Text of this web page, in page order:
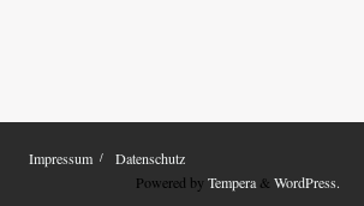
Impressum
Datenschutz
Powered by Tempera & WordPress.